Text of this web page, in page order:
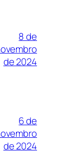
8 de
de 2024
6 de
de 2024